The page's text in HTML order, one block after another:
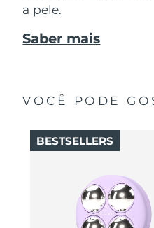
a pele.
Saber mais
VOCÊ PODE
BESTSELLERS